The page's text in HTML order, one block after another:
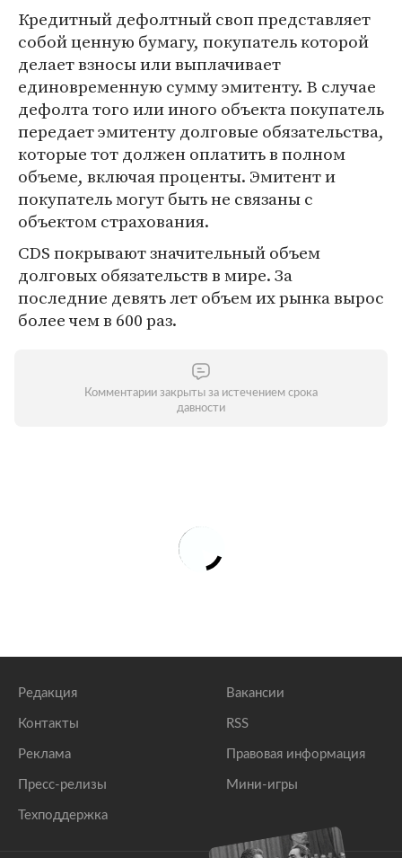
Кредитный дефолтный своп представляет
собой ценную бумагу, покупатель которой
делает взносы или выплачивает
единовременную сумму эмитенту. В случае
дефолта того или иного объекта покупатель
передает эмитенту долговые обязательства,
которые тот должен оплатить в полном
объеме, включая проценты. Эмитент и
покупатель могут быть не связаны с
объектом страхования.
CDS покрывают значительный объем
долговых обязательств в мире. За
последние девять лет объем их рынка вырос
более чем в 600 раз.
Комментарии закрыты за истечением срока
давности
Редакция
Контакты
Реклама
Пресс-релизы
Техподдержка
Вакансии
RSS
Правовая информация
Мини-игры